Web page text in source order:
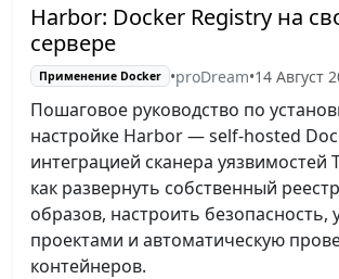
Harbor: Docker Registry на
сервере
Применение Docker •proDream•14 Август
Пошаговое руководство по
настройке Harbor — self-hosted
интеграцией сканера уязвимостей
как развернуть собственный
образов, настроить безопасность,
проектами и автоматическую
контейнеров.